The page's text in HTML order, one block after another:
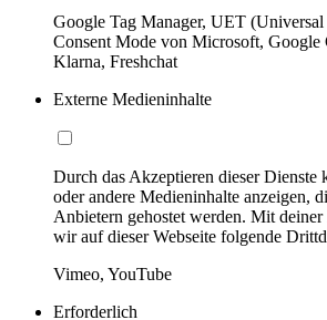
Google Tag Manager, UET
Consent Mode von Microsoft, Google
Klarna, Freshchat
Externe Medieninhalte
Durch das Akzeptieren dieser
oder andere Medieninhalte anzeigen,
Anbietern gehostet werden. Mit
wir auf dieser Webseite folgende
Vimeo, YouTube
Erforderlich